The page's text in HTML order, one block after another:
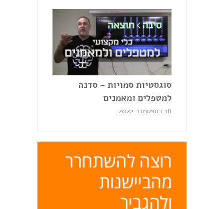
סוגסטיות סמויות – סדנה
למטפלים ומאמנים
18 בספטמבר 2022